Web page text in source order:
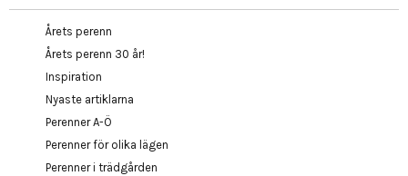
Årets perenn
Årets perenn 30 år!
Inspiration
Nyaste artiklarna
Perenner A-Ö
Perenner för olika lägen
Perenner i trädgården